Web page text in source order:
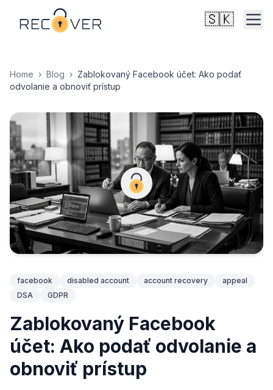
🇸🇰
Home › Blog › Zablokovaný Facebook účet: Ako podať
odvolanie a obnoviť prístup
facebook disabled account account recovery
appeal
DSA
GDPR
Zablokovaný Facebook
účet: Ako podať odvolanie a
obnoviť prístup